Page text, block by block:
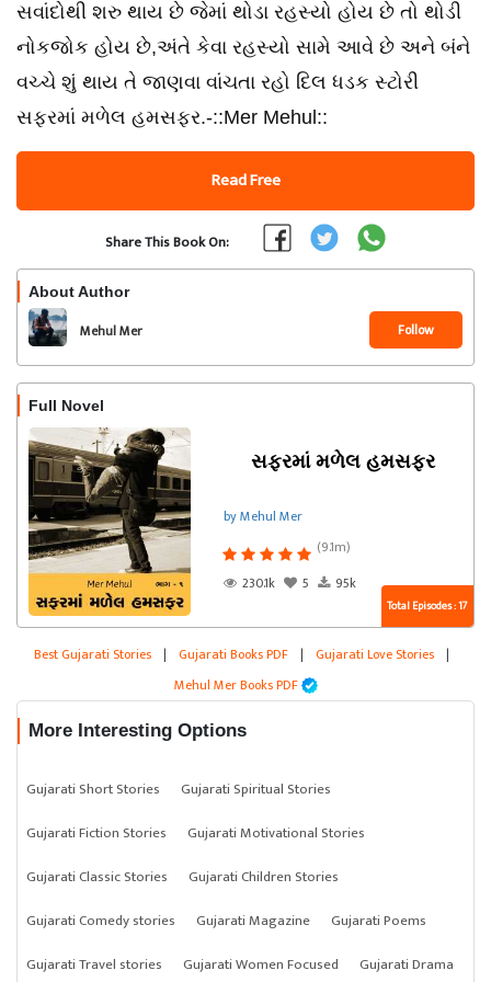
સવાંદોથી શરુ થાય છે જેમાં થોડા રહસ્યો હોય છે તો થોડી
નોકજોક હોય છે,અંતે કેવા રહસ્યો સામે આવે છે અને બંને
વચ્ચે શું થાય તે જાણવા વાંચતા રહો દિલ ધડક સ્ટોરી
સફરમાં મળેલ હમસફર.-::Mer Mehul::
Read Free
Share This Book On:
About Author
Mehul Mer Follow
Full Novel
સફરમાં મળેલ હમસફર
by Mehul Mer
(9.1m)
230.1k
5 95k
Total Episodes : 17
Best Gujarati Stories | Gujarati Books PDF | Gujarati Love Stories |
Mehul Mer Books PDF
More Interesting Options
Gujarati Short Stories
Gujarati Spiritual Stories
Gujarati Fiction Stories
Gujarati Motivational Stories
Gujarati Classic Stories
Gujarati Children Stories
Gujarati Comedy stories
Gujarati Magazine
Gujarati Poems
Gujarati Travel stories
Gujarati Women Focused Gujarati Drama